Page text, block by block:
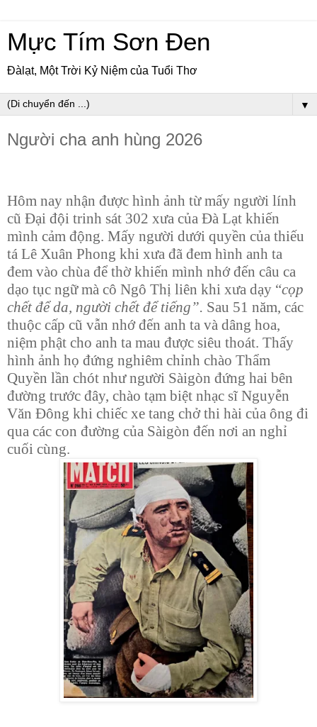
Mực Tím Sơn Đen
Đàlạt, Một Trời Kỷ Niệm của Tuổi Thơ
▼
Người cha anh hùng 2026
Hôm nay nhận được hình ảnh từ mấy người lính
cũ Đại đội trinh sát 302 xưa của Đà Lạt khiến
mình cảm động. Mấy người dưới quyền của thiếu
tá Lê Xuân Phong khi xưa đã đem hình anh ta
đem vào chùa để thờ khiến mình nhớ đến câu ca
dạo tục ngữ mà cô Ngô Thị liên khi xưa dạy “cọp
chết để da, người chết để tiếng”. Sau 51 năm, các
thuộc cấp cũ vẫn nhớ đến anh ta và dâng hoa,
niệm phật cho anh ta mau được siêu thoát. Thấy
hình ảnh họ đứng nghiêm chỉnh chào Thẩm
Quyền lần chót như người Sàigòn đứng hai bên
đường trước đây, chào tạm biệt nhạc sĩ Nguyễn
Văn Đông khi chiếc xe tang chở thi hài của ông đi
qua các con đường của Sàigòn đến nơi an nghỉ
cuối cùng.